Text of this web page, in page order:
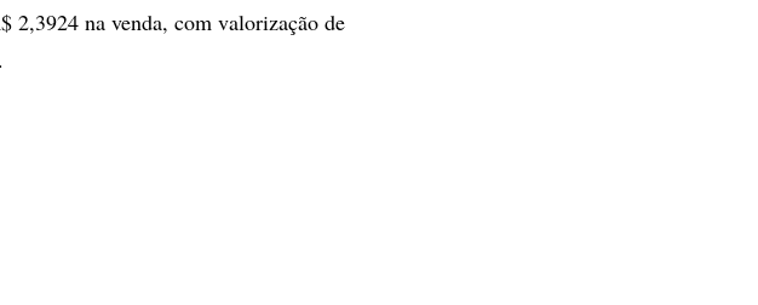
2,3924 na venda, com valorização de